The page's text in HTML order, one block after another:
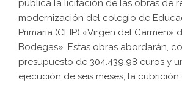
pública la licitación de las obras de
modernización del colegio de
Primaria (CEIP) «Virgen del Carmen»
Bodegas». Estas obras abordarán,
presupuesto de 304.439,98 euros y
ejecución de seis meses, la cubrición